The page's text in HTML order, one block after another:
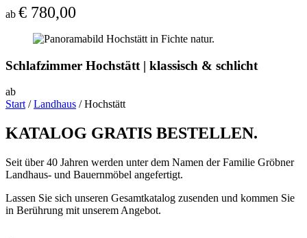
ab € 780,00
Schlafzimmer Hochstätt | klassisch & schlicht
ab
Start /Landhaus / Hochstätt
KATALOG GRATIS BESTELLEN.
Seit über 40 Jahren werden unter dem Namen der Familie Gröbner
Landhaus- und Bauernmöbel angefertigt.
Lassen Sie sich unseren Gesamtkatalog zusenden und kommen Sie
in Berührung mit unserem Angebot.